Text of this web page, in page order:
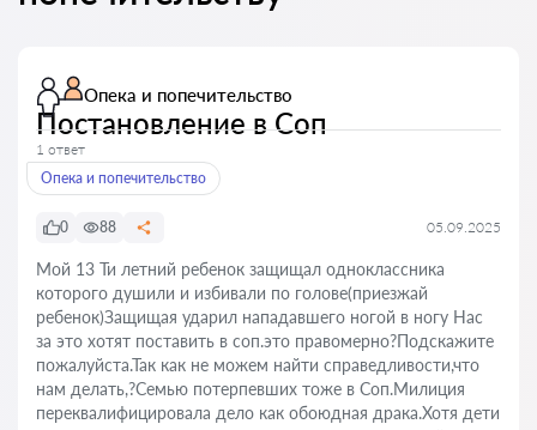
Опека и попечительство
Постановление в Соп
1 ответ
Опека и попечительство
0 88 05.09.2025
Мой 13 Ти летний ребенок защищал одноклассника
которого душили и избивали по голове(приезжай
ребенок)Защищая ударил нападавшего ногой в ногу Нас
за это хотят поставить в соп.это правомерно?Подскажите
пожалуйста.Так как не можем найти справедливости,что
нам делать,?Семью потерпевших тоже в Соп.Милиция
переквалифицировала дело как обоюдная драка.Хотя дети